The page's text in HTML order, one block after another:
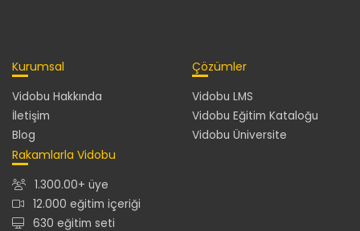
01:45
Sonuç
Sonuç
Kurumsal
Vidobu Hakkında
İletişim
Blog
Çözümler
Vidobu LMS
Vidobu Eğitim Kataloğu
Vidobu Üniversite
Rakamlarla Vidobu
1.300.00+ üye
12.000 eğitim içeriği
630 eğitim seti